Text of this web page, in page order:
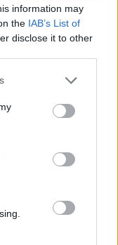
information may
the IAB’s List of
disclose it to other